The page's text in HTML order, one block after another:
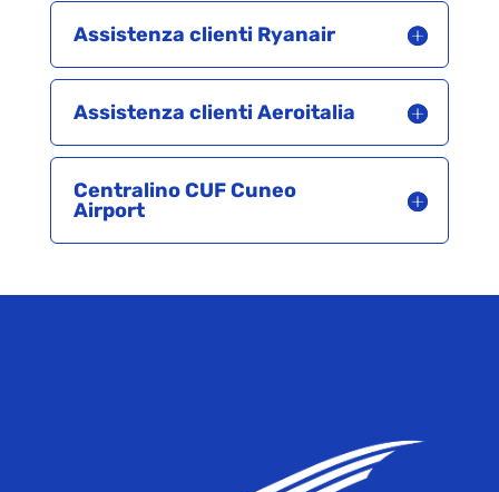
Assistenza clienti Ryanair
Assistenza clienti Aeroitalia
Centralino CUF Cuneo
Airport